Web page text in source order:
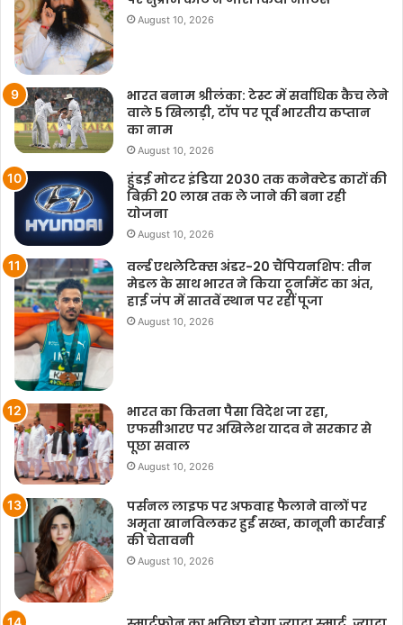
August 10, 2026
भारत बनाम श्रीलंका: टेस्ट में सर्वाधिक कैच लेने
वाले 5 खिलाड़ी, टॉप पर पूर्व भारतीय कप्तान
का नाम
August 10, 2026
हुंडई मोटर इंडिया 2030 तक कनेक्टेड कारों की
बिक्री 20 लाख तक ले जाने की बना रही
योजना
August 10, 2026
वर्ल्ड एथलेटिक्स अंडर-20 चैंपियनशिप: तीन
मेडल के साथ भारत ने किया टूर्नामेंट का अंत,
हाई जंप में सातवें स्थान पर रहीं पूजा
August 10, 2026
भारत का कितना पैसा विदेश जा रहा,
एफसीआरए पर अखिलेश यादव ने सरकार से
पूछा सवाल
August 10, 2026
पर्सनल लाइफ पर अफवाह फैलाने वालों पर
अमृता खानविलकर हुईं सख्त, कानूनी कार्रवाई
की चेतावनी
August 10, 2026